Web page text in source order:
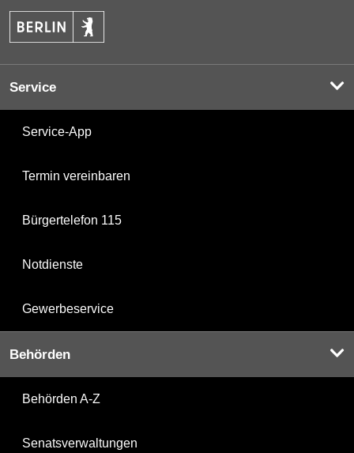
Service
Service-App
Termin vereinbaren
Bürgertelefon 115
Notdienste
Gewerbeservice
Behörden
Behörden A-Z
Senatsverwaltungen